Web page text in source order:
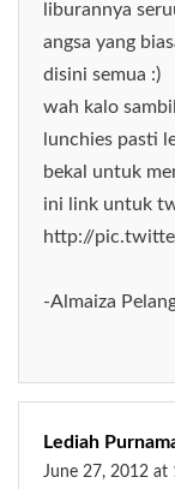
liburannya
angsa yang
disini semua :)
wah kalo
lunchies pasti
bekal untuk
ini link untuk
http://
-Almaiza
Lediah
June 27, 2012 at